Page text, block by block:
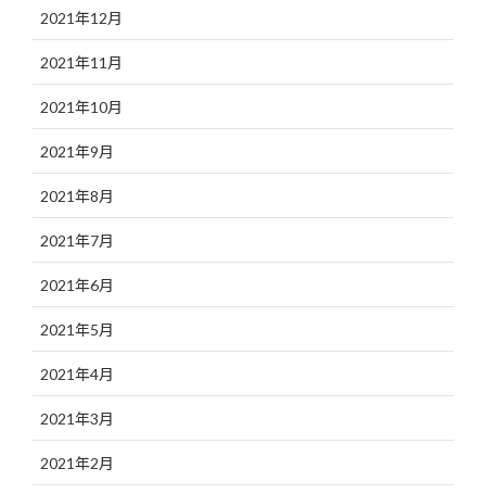
2021年12月
2021年11月
2021年10月
2021年9月
2021年8月
2021年7月
2021年6月
2021年5月
2021年4月
2021年3月
2021年2月